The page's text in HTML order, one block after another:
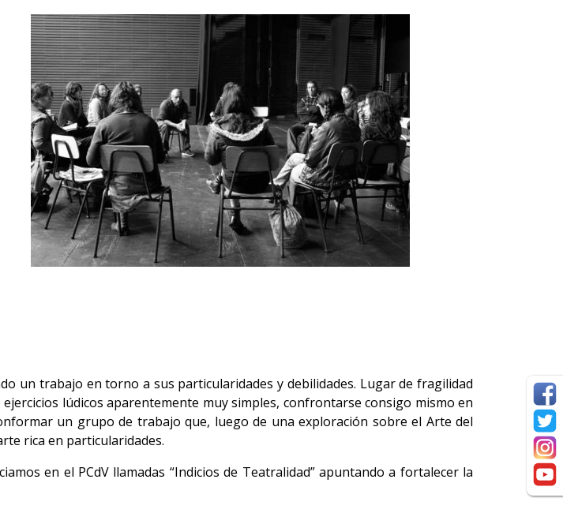
un trabajo en torno a sus particularidades y debilidades. Lugar de fragilidad
lúdicos aparentemente muy simples, confrontarse consigo mismo en
un grupo de trabajo que, luego de una exploración sobre el Arte del
rica en particularidades.
en el PCdV llamadas “Indicios de Teatralidad” apuntando a fortalecer la